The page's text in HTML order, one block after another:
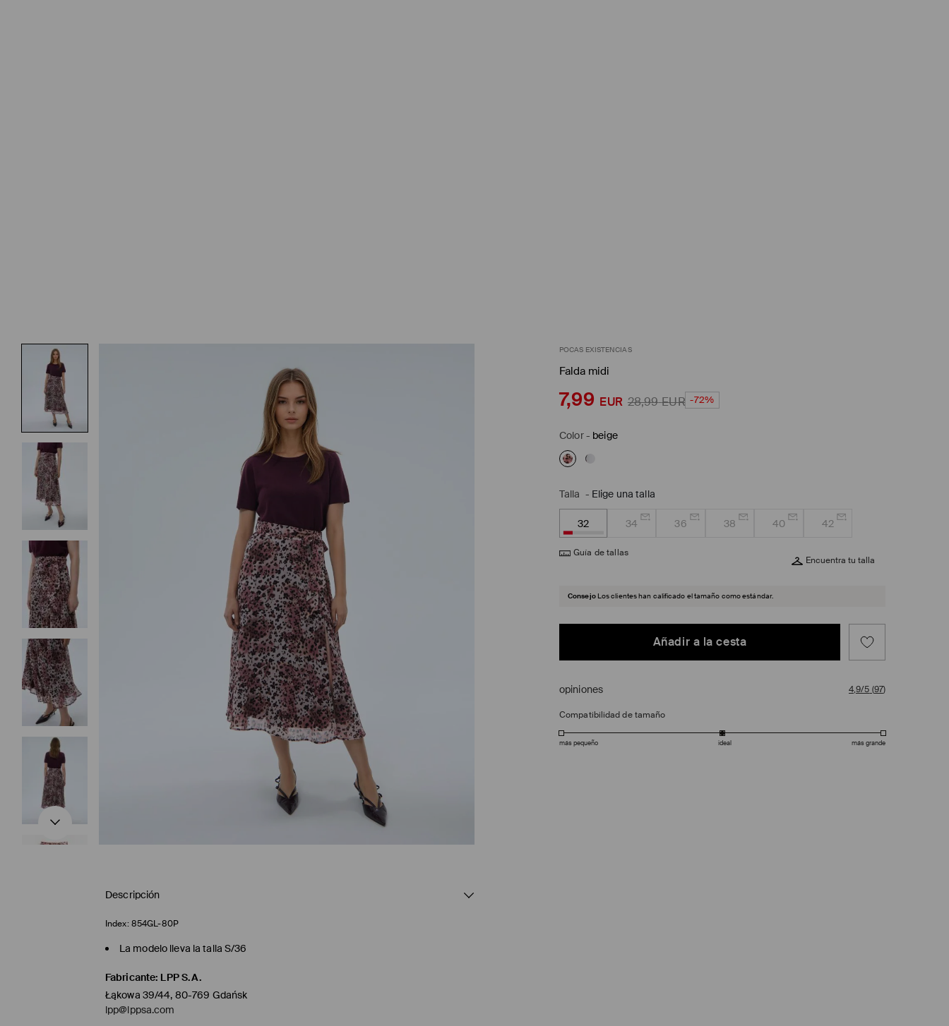
POCAS EXISTENCIAS
Falda midi
7,99 EUR 28,99EUR -72%
Color- beige
Talla - Elige una talla
32 34 36 38 40 42
Guía de tallas
Encuentra tu talla
Consejo Los clientes han calificado el tamaño como estándar.
Añadir a la cesta
opiniones 4,9/5 (97)
Compatibilidad de tamaño
más pequeño ideal más grande
Descripción
Index: 854GL-80P
La modelo lleva la talla S/36
Fabricante: LPP S.A.
Łąkowa 39/44, 80-769 Gdańsk
lpp@lppsa.com